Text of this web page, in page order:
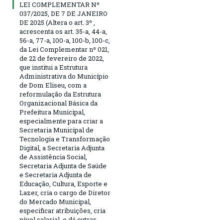
LEI COMPLEMENTAR Nº
037/2025, DE 7 DE JANEIRO
DE 2025 (Altera o art. 3º ,
acrescenta os art. 35-a, 44-a,
56-a, 77-a, 100-a, 100-b, 100-c,
da Lei Complementar nº 021,
de 22 de fevereiro de 2022,
que institui a Estrutura
Administrativa do Município
de Dom Eliseu, com a
reformulação da Estrutura
Organizacional Básica da
Prefeitura Municipal,
especialmente para criar a
Secretaria Municipal de
Tecnologia e Transformação
Digital, a Secretaria Adjunta
de Assistência Social,
Secretaria Adjunta de Saúde
e Secretaria Adjunta de
Educação, Cultura, Esporte e
Lazer, cria o cargo de Diretor
do Mercado Municipal,
especificar atribuições, cria